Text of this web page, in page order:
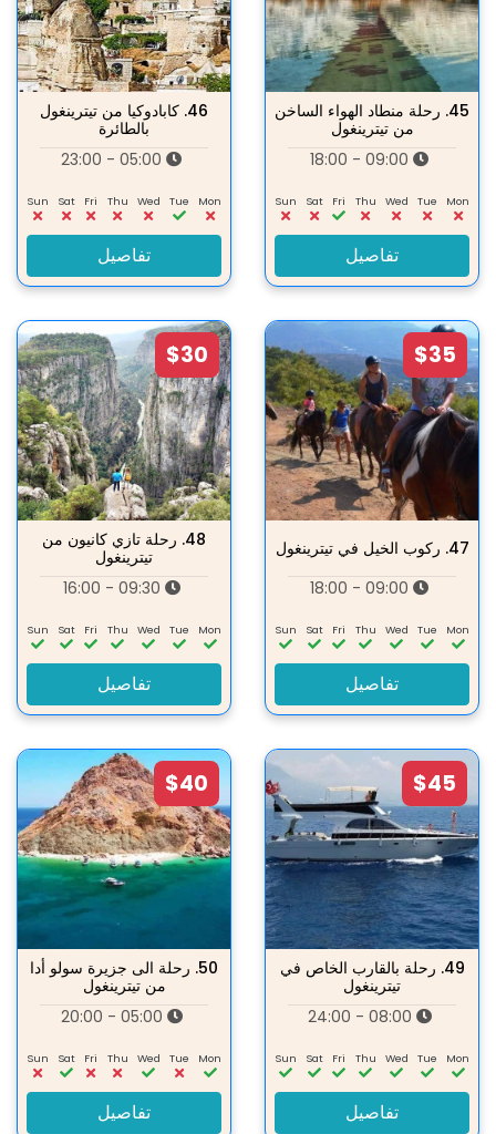
45. رحلة منطاد الهواء الساخن
من تيترينغول
Mon
Tue
Wed
Thu
Fri
Sat
Sun
تفاصيل
46. كابادوكيا من تيترينغول
بالطائرة
Mon
Tue
Wed
Thu
Fri
Sat
Sun
تفاصيل
$35
47. ركوب الخيل في تيترينغول
Mon
Tue
Wed
Thu
Fri
Sat
Sun
تفاصيل
$30
48. رحلة تازي كانيون من
تيترينغول
Mon
Tue
Wed
Thu
Fri
Sat
Sun
تفاصيل
$45
49. رحلة بالقارب الخاص في
تيترينغول
Mon
Tue
Wed
Thu
Fri
Sat
Sun
تفاصيل
$40
50. رحلة الى جزيرة سولو أدا
من تيترينغول
Mon
Tue
Wed
Thu
Fri
Sat
Sun
تفاصيل